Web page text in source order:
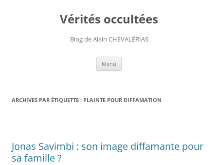
Vérités occultées
Blog de Alain CHEVALÉRIAS
Menu
ARCHIVES PAR ÉTIQUETTE : PLAINTE POUR DIFFAMATION
Jonas Savimbi : son image diffamante pour
sa famille ?